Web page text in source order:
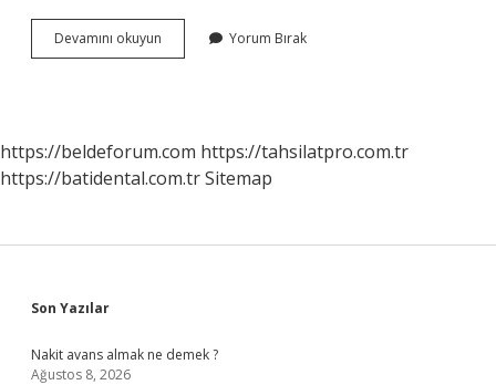
Devamını okuyun Monster
Kaç
Yorum Bırak
https://beldeforum.com https://tahsilatpro.com.tr
https://batidental.com.trSitemap
Sidebar
Son Yazılar
Nakit avans almak ne demek ?
Ağustos 8, 2026